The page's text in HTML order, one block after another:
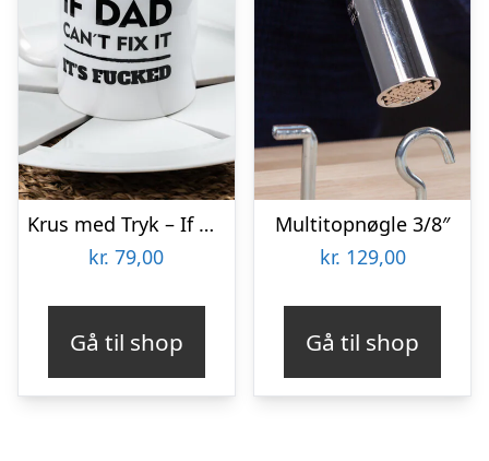
Krus med Tryk – If Dad Can’t Fix It
kr. 79,00
Gå til shop
Multitopnøgle 3/8″
kr. 129,00
Gå til shop